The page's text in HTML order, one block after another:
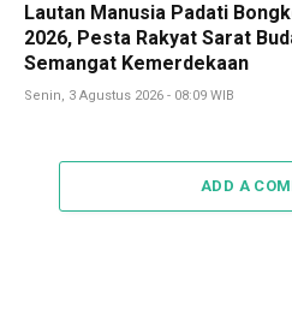
Lautan Manusia Padati
2026, Pesta Rakyat Sarat
Semangat Kemerdekaan
Senin, 3 Agustus 2026 - 08:09 WIB
ADD A